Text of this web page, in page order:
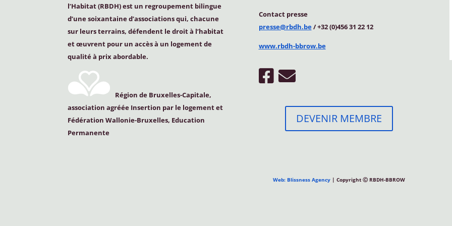
l’Habitat (RBDH) est un regroupement bilingue
d’une soixantaine d’associations qui, chacune
sur leurs terrains, défendent le droit à l’habitat
et œuvrent pour un accès à un logement de
qualité à prix abordable.
Région de Bruxelles-Capitale,
association agréée Insertion par le logement et
Fédération Wallonie-Bruxelles, Education
Permanente
Contact presse
presse@rbdh.be/ +32 (0)456 31 22 12
www.rbdh-bbrow.be
DEVENIR MEMBRE
Web: Blissness Agency | Copyright Ⓒ RBDH-BBROW